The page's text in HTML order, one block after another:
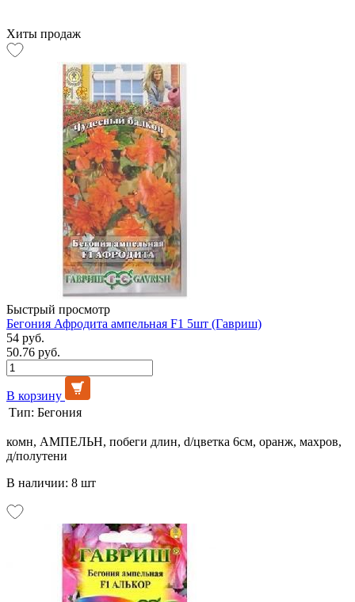
Хиты продаж
Быстрый просмотр
Бегония Афродита ампельная F1 5шт (Гавриш)
54 руб.
50.76 руб.
В корзину
Тип: Бегония
комн, АМПЕЛЬН, побеги длин, d/цветка 6см, оранж, махров,
д/полутени
В наличии: 8 шт